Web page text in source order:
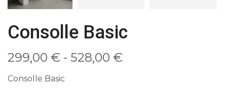
Consolle Basic
299,00 € - 528,00 €Fascia
Consolle Basic